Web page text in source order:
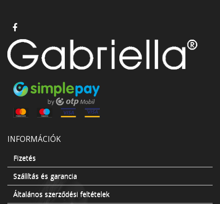
INFORMÁCIÓK
Fizetés
Szállítás és garancia
Általános szerződési feltételek